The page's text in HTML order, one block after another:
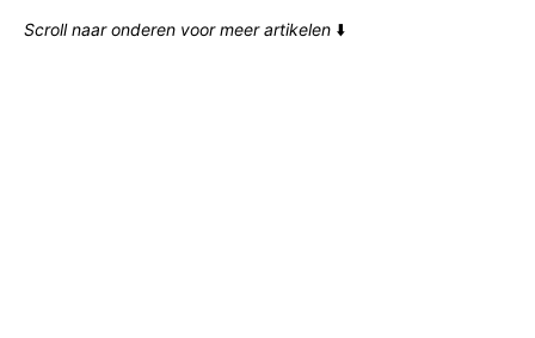
Scroll naar onderen voor meer artikelen ⬇️